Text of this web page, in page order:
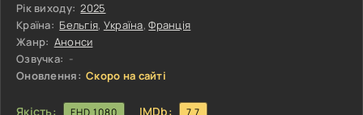
кожним днем служби фронт дедалі більше віддаляє їх від
мирного життя, друзів і родини, змушуючи
переосмислювати себе та свій шлях. Це прониклива
історія про силу дружби й внутрішнього світла, яке не
гасне навіть у найтемніші часи.
Рік виходу: 2025
Країна: Бельгія, Україна,Франція
Жанр: Анонси
Озвучка: -
Оновлення: Скоро на сайті
Якість: FHD 1080 IMDb: 7.7